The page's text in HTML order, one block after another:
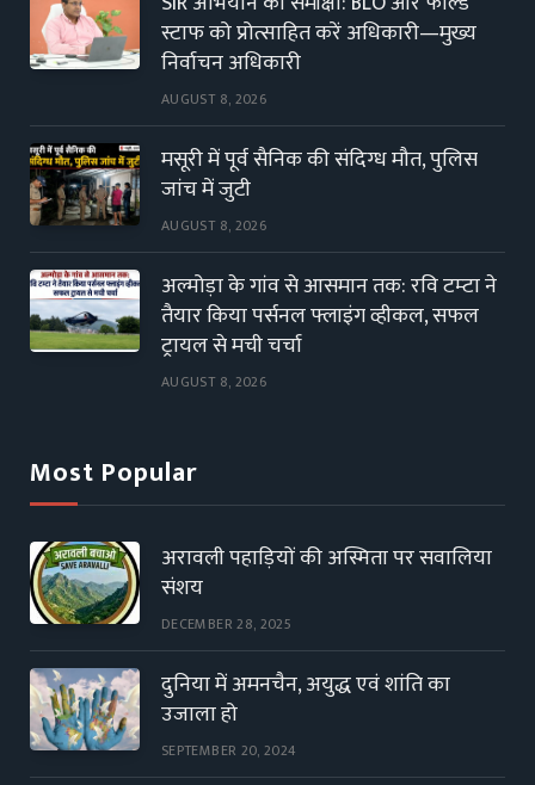
स्टाफ को प्रोत्साहित करें अधिकारी—मुख्य
निर्वाचन अधिकारी
AUGUST 8, 2026
मसूरी में पूर्व सैनिक की संदिग्ध मौत, पुलिस
जांच में जुटी
AUGUST 8, 2026
अल्मोड़ा के गांव से आसमान तक: रवि टम्टा ने
तैयार किया पर्सनल फ्लाइंग व्हीकल, सफल
ट्रायल से मची चर्चा
AUGUST 8, 2026
Most Popular
अरावली पहाड़ियों की अस्मिता पर सवालिया
संशय
DECEMBER 28, 2025
दुनिया में अमनचैन, अयुद्ध एवं शांति का
उजाला हो
SEPTEMBER 20, 2024